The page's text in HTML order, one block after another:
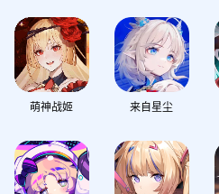
萌神战姬 来自星尘